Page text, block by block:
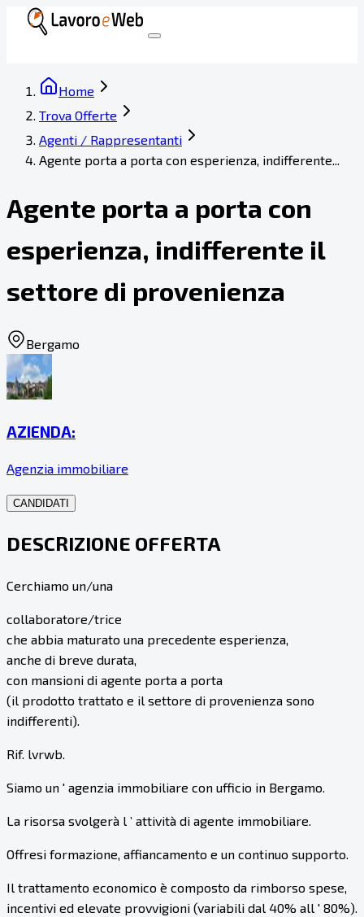
Home
Trova Offerte
Agenti / Rappresentanti
Agente porta a porta con esperienza, indifferente...
Agente porta a porta con
esperienza, indifferente il
settore di provenienza
Bergamo
AZIENDA:
Agenzia immobiliare
CANDIDATI
DESCRIZIONE OFFERTA
Cerchiamo un/una
collaboratore/trice
che abbia maturato una precedente esperienza,
anche di breve durata,
con mansioni di agente porta a porta
(il prodotto trattato e il settore di provenienza sono
indifferenti).
Rif. lvrwb.
Siamo un ' agenzia immobiliare con ufficio in Bergamo.
La risorsa svolgerà l ’ attività di agente immobiliare.
Offresi formazione, affiancamento e un continuo supporto.
Il trattamento economico è composto da rimborso spese,
incentivi ed elevate provvigioni (variabili dal 40% all ' 80%).